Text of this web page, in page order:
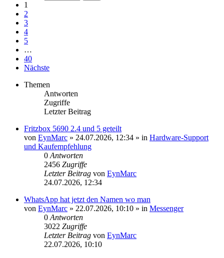
1
2
3
4
5
…
40
Nächste
Themen
Antworten
Zugriffe
Letzter Beitrag
Fritzbox 5690 2.4 und 5 geteilt
von EynMarc » 24.07.2026, 12:34 » in Hardware-Support
und Kaufempfehlung
0Antworten
2456 Zugriffe
Letzter Beitrag von EynMarc
24.07.2026, 12:34
WhatsApp hat jetzt den Namen wo man
von EynMarc » 22.07.2026, 10:10 » in Messenger
0Antworten
3022 Zugriffe
Letzter Beitrag von EynMarc
22.07.2026, 10:10